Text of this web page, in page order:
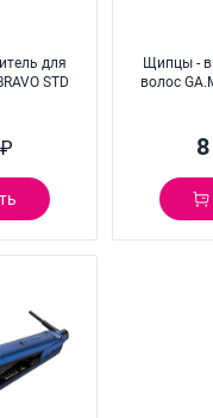
для
STD
Щипцы -
волос